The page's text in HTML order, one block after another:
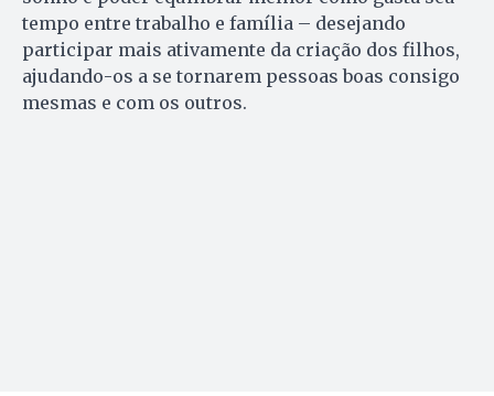
tempo entre trabalho e família – desejando
participar mais ativamente da criação dos filhos,
ajudando-os a se tornarem pessoas boas consigo
mesmas e com os outros.